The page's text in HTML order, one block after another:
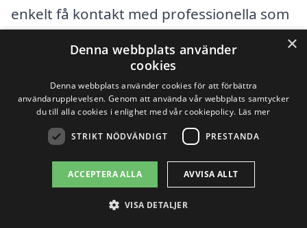
enkelt få kontakt med professionella som
kan hjälpa dig med dina problem. Oavsett
om det handlar om stopp i avloppet,
underhåll eller renovering av
avloppssystem, finns det kunniga
hantverkare som står redo att hjälpa dig.
När du söker efter avloppsrensning i
Charlottenberg, kan det vara bra att
×
Denna webbplats använder
cookies
Denna webbplats använder cookies för att förbättra
användarupplevelsen. Genom att använda vår webbplats samtycker
du till alla cookies i enlighet med vår cookiepolicy. Läs mer
STRIKT NÖDVÄNDIGT PRESTANDA
ACCEPTERA ALLA AVVISA ALLT
VISA DETALJER